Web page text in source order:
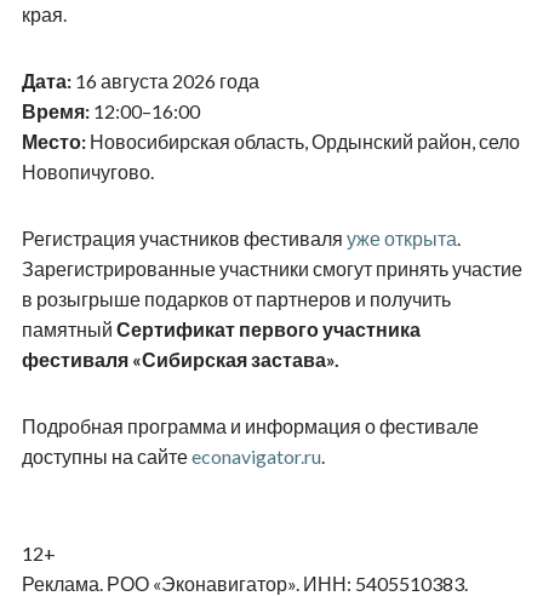
края.
Дата:16 августа 2026 года
Время:12:00–16:00
Место: Новосибирская область, Ордынский район, село
Новопичугово.
Регистрация участников фестиваля уже открыта
Зарегистрированные участники смогут принять участие
в розыгрыше подарков от партнеров и получить
памятный Сертификат первого участника
фестиваля «Сибирская застава».
Подробная программа и информация о фестивале
доступны на сайтеeconavigator.ru.
12+
Реклама. РОО «Эконавигатор». ИНН: 5405510383.